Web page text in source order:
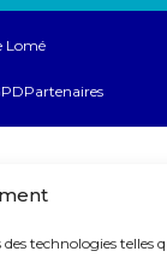
technologies telles
Lomé
Partenaires